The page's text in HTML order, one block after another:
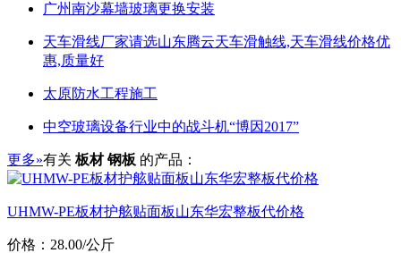
广州南沙幕墙玻璃更换安装
天车滑线厂家请选山东腾云天车滑触线,天车滑线价格优
惠,质量好
太原防水工程施工
中空玻璃设备行业中的战斗机“博因2017”
更多»有关 板材 钢板 的产品：
UHMW-PE板材护舷贴面板山东华宏整板代价格
价格：28.00/公斤